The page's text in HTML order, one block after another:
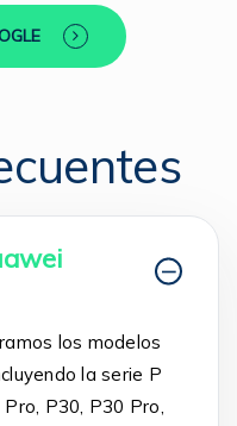
los modelos
la serie P
P30, P30 Pro,